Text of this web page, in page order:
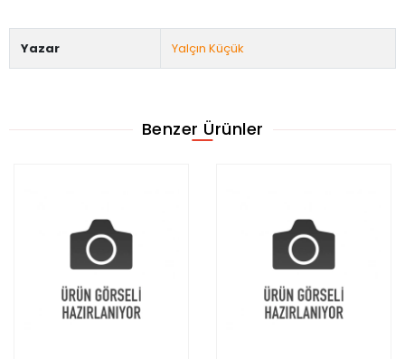
Yazar Yalçın Küçük
Benzer Ürünler